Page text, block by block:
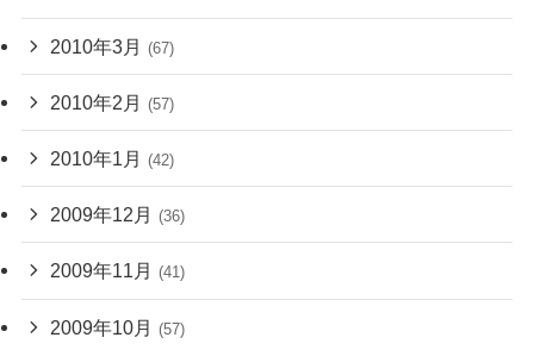
2010年3月 (67)
2010年2月 (57)
2010年1月 (42)
2009年12月 (36)
2009年11月 (41)
2009年10月 (57)